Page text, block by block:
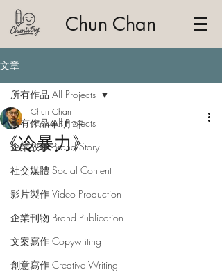
Chun Chan
文章
所有作品 All Projects
企業故事 Brand Story
社交媒體 Social Content
影片製作 Video Production
企業刊物 Brand Publication
文案寫作 Copywriting
創意寫作 Creative Writing
所有作品 All Projects
《冷暴力》
Chun Chan
2024年5月2日